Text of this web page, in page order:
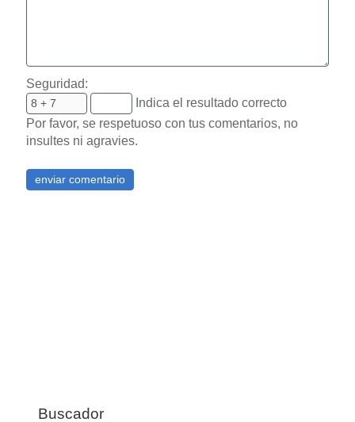
Seguridad:
Indica el resultado correcto
Por favor, se respetuoso con tus comentarios, no
insultes ni agravies.
Buscador